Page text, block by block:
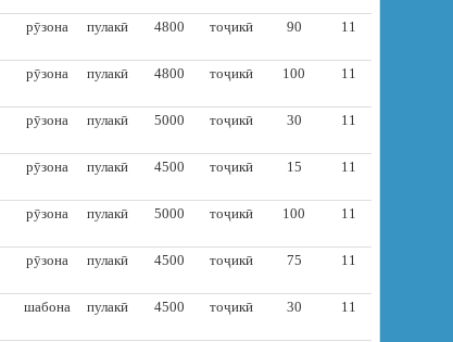
рӯзона пулакӣ 4800 тоҷикӣ 90 11
рӯзона пулакӣ 4800 тоҷикӣ 100 11
рӯзона пулакӣ 5000 тоҷикӣ 30 11
рӯзона пулакӣ 4500 тоҷикӣ 15 11
рӯзона пулакӣ 5000 тоҷикӣ 100 11
рӯзона пулакӣ 4500 тоҷикӣ 75 11
шабона пулакӣ 4500 тоҷикӣ 30 11